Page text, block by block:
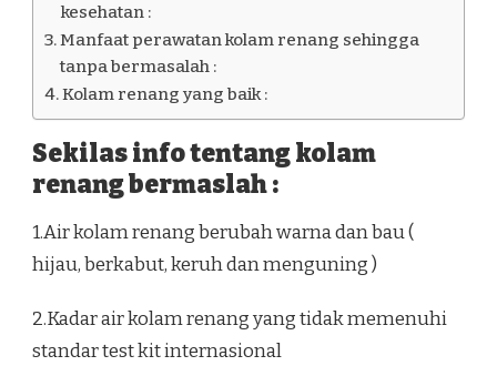
kesehatan :
Manfaat perawatan kolam renang sehingga
tanpa bermasalah :
Kolam renang yang baik :
Sekilas info tentang kolam
renang bermaslah :
1.Air kolam renang berubah warna dan bau (
hijau, berkabut, keruh dan menguning )
2.Kadar air kolam renang yang tidak memenuhi
standar test kit internasional